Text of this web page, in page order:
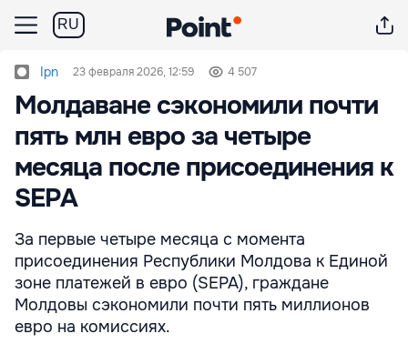
RU
Ipn 23 февраля 2026, 12:59 4 507
Молдаване сэкономили почти
пять млн евро за четыре
месяца после присоединения к
SEPA
За первые четыре месяца с момента
присоединения Республики Молдова к Единой
зоне платежей в евро (SEPA), граждане
Молдовы сэкономили почти пять миллионов
евро на комиссиях.